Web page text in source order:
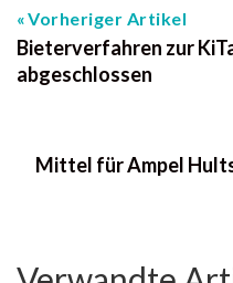
Vorheriger Artikel
Bieterverfahren zur
abgeschlossen
Mittel für Ampel